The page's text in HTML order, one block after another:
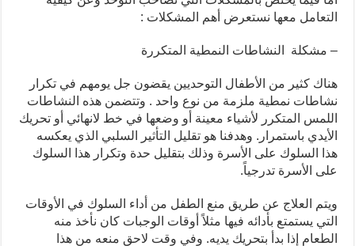
التعامل معها نستعرض أهم المشكلات :
– مشكلة النشاطات النمطية المتكررة
هناك كثير من الأطفال التوحديين يقضون جل يومهم في تكرار
نشاطات نمطية ملزمة من نوع واحد . وتتضمن هذه النشاطات
اللمس المتكرر لأشياء معينة أو وضعها في خط لانهائي أو تحريك
الأيدي باستمرار. وهدفنا هو تقليل التأثير السلبي الذي يعكسه
هذا السلوك على الأسرة وذلك بتقليل حدة وتكرار هذا السلوك
على الأسرة تدرجياً.
ويتم العلاج عن طريق منع الطفل من أداء السلوك في الأوقات
التي يستمتع بأدائه فيها مثلاً أوقات الوجبات كان نأخذ منه
الطعام إذا بدأ بتحريك يديه. وفي وقت لاحق منعه من هذا